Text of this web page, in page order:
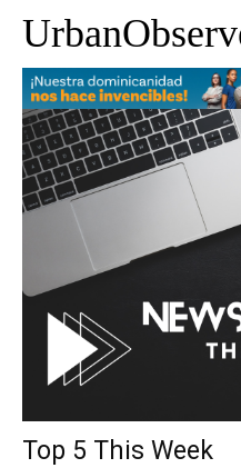
Top 5 This Week